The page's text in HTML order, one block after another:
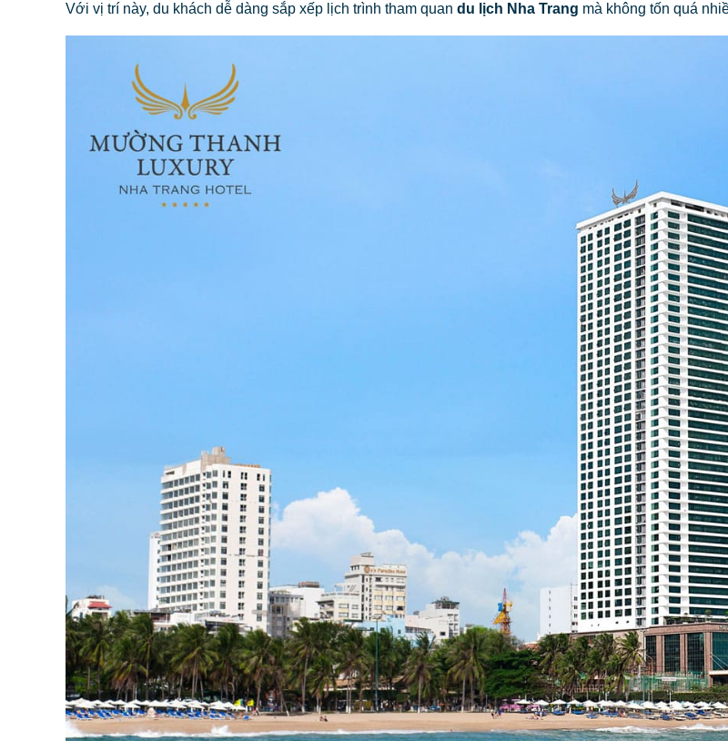
Với vị trí này, du khách dễ dàng sắp xếp lịch trình tham quan du lịch Nha Trang mà không tốn quá